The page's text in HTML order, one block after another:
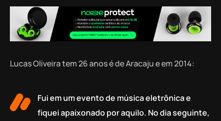
Lucas Oliveira tem 26 anos é de Aracaju e em 2014:
Fui em um evento de música eletrônica e
fiquei apaixonado por aquilo. No dia seguinte,